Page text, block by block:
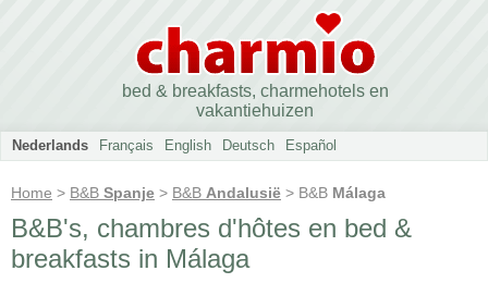
bed & breakfasts, charmehotels en
vakantiehuizen
Nederlands Français English Deutsch Español
Home > B&B Spanje > B&B Andalusië > B&B Málaga
B&B's, chambres d'hôtes en bed &
breakfasts in Málaga